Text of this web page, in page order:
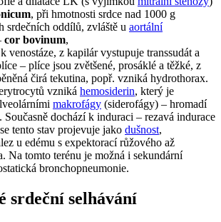
, při hmotnosti srdce nad 1000 g
srdečních oddílů, zvláště u aortální
cor bovinum,
venostáze, z kapilár vystupuje transsudát a
– plíce jsou zvětšené, prosáklé a těžké, z
čirá tekutina, popř. vzniká hydrothorax.
vzniká hemosiderin, který je
makrofágy (siderofágy) – hromadí
Současně dochází k induraci – rezavá indurace
tento stav projevuje jako dušnost,
u edému s expektorací růžového až
Na tomto terénu je možná i sekundární
bronchopneumonie.
srdeční selhávání